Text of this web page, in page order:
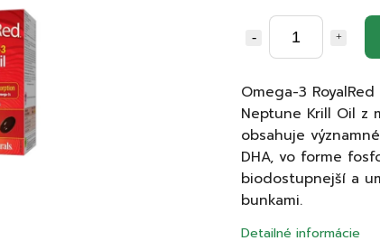
Omega-3
Neptune Krill Oil z
obsahuje
DHA, vo forme
biodostupnejší a
bunkami.
Detailné informácie